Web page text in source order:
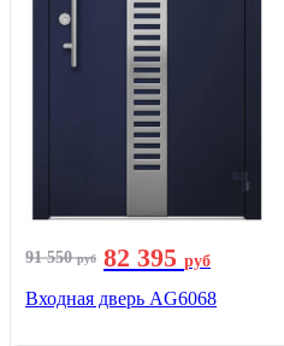
91 550руб 82 395 руб
Входная дверь AG6068